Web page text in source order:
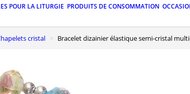
POUR LA LITURGIE PRODUITS DE CONSOMMATION
Chapelets cristal Bracelet dizainier élastique semi-cristal